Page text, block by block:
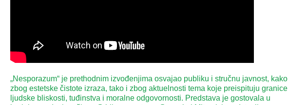
„Nesporazum“ je prethodnim izvođenjima osvajao publiku i stručnu javnost, kako
zbog estetske čistote izraza, tako i zbog aktuelnosti tema koje preispituju granice
ljudske bliskosti, tuđinstva i moralne odgovornosti. Predstava je gostovala u